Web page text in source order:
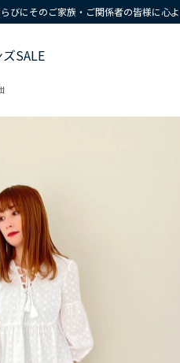
びにそのご家族・ご関係者の皆様に心
SALE